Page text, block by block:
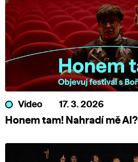
Video 17. 3. 2026
Honem tam! Nahradí mě AI?